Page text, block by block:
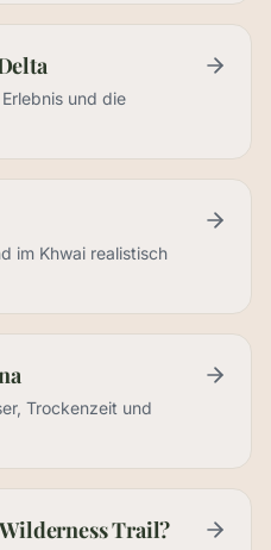
und die
im Khwai realistisch
Trockenzeit und
Trail?